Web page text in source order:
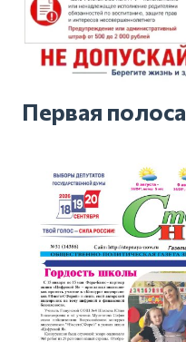
Первая полоса